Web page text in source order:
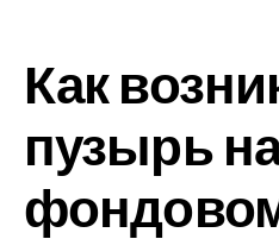
Как
пузырь